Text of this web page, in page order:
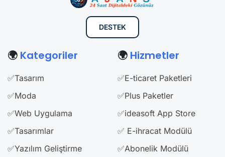
DESTEK
🌍 Kategoriler
✅Tasarım
✅Moda
✅Web Uygulama
✅Tasarımlar
✅Yazılım Geliştirme
🌍 Hizmetler
✅E-ticaret Paketleri
✅Plus Paketler
✅ideasoft App Store
✅ E-ihracat Modülü
✅Abonelik Modülü